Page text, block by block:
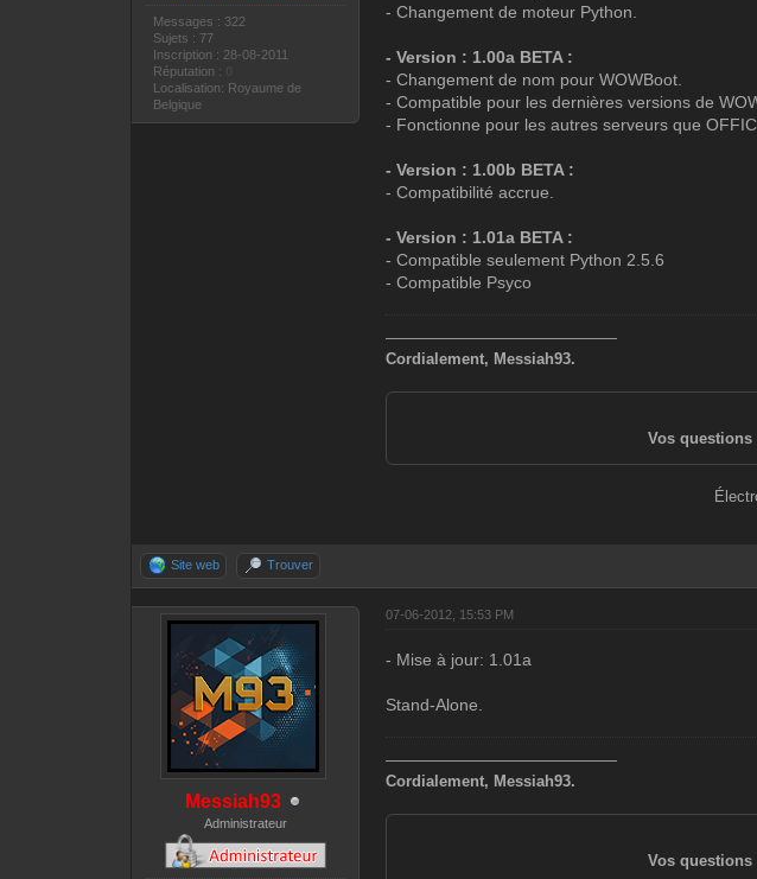
Messages : 322
Sujets : 77
Inscription : 28-08-2011
Réputation :
Localisation: Royaume de
Belgique
- Changement de moteur Python.
- Version : 1.00a BETA :
- Changement de nom pour WOWBoot.
- Compatible pour les dernières versions de
- Fonctionne pour les autres serveurs que
- Version : 1.00b BETA :
- Compatibilité accrue.
- Version : 1.01a BETA :
- Compatible seulement Python 2.5.6
- Compatible Psyco
———————————————
Cordialement, Messiah93.
Vos questions
Site web Trouver
Messiah93
Administrateur
07-06-2012, 15:53 PM
- Mise à jour: 1.01a
Stand-Alone.
———————————————
Cordialement, Messiah93.
Vos questions